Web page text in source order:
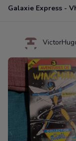
Galaxie Express -